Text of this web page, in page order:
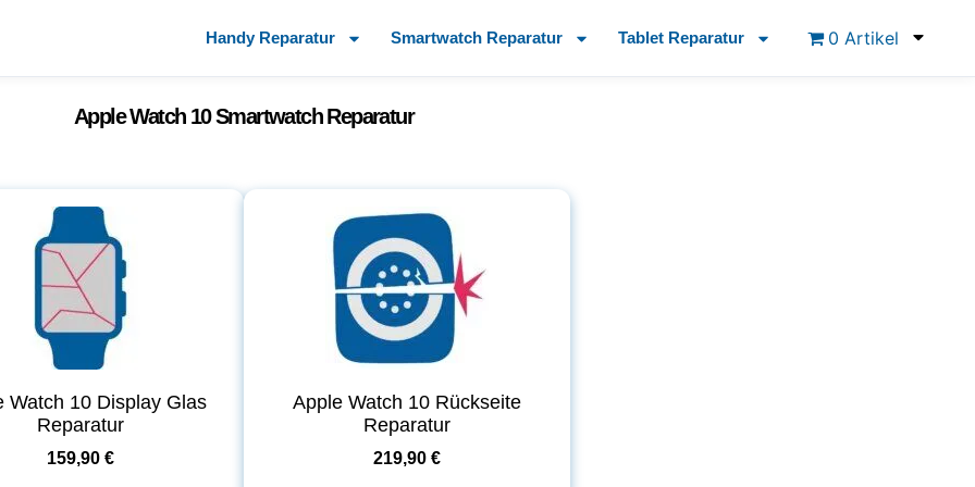
Handy Reparatur Smartwatch Reparatur Tablet Reparatur 0 Artikel
Apple Watch 10 Smartwatch Reparatur
Watch 10 Display Glas
Reparatur
159,90 €
Apple Watch 10 Rückseite
Reparatur
219,90 €